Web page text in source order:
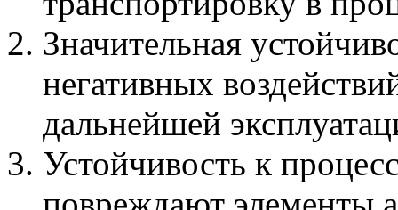
Значительная
негативных
дальнейшей
Устойчивость к